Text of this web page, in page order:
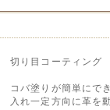
切り目コーティン
コバ塗りが簡単にで
入れ一定方向に革を